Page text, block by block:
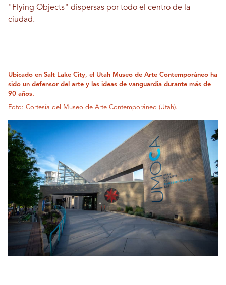
"Flying Objects" dispersas por todo el centro de la
ciudad.
Ubicado en Salt Lake City, el Utah Museo de Arte Contemporáneo ha
sido un defensor del arte y las ideas de vanguardia durante más de
90 años.
Foto: Cortesía del Museo de Arte Contemporáneo (Utah).